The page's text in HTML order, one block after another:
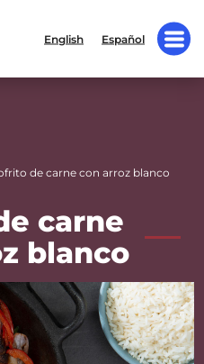
English Español
de carne con arroz blanco
carne
blanco